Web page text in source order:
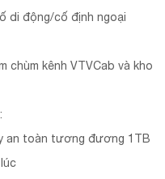
di động/cố định ngoại
chùm kênh VTVCab và kho
:
an toàn tương đương 1TB